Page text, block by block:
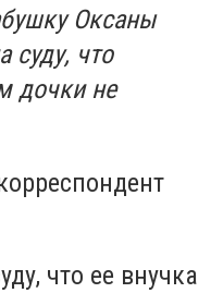
Оксаны
суду, что
дочки не
что ее внучка